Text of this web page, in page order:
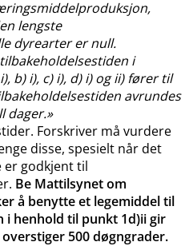
lengste
dyrearter er null.
i
b) i), c) i), d) i) og ii) fører til
avrundes
dager.»
Forskriver må vurdere
disse, spesielt når det
er godkjent til
Be Mattilsynet om
å benytte et legemiddel til
i henhold til punkt 1d)ii gir
500 døgngrader.